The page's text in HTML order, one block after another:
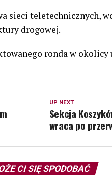
sieci teletechnicznych,
drogowej.
ronda w
UP NEXT
Sekcja
wraca po
CI SIĘ SPODOBAĆ